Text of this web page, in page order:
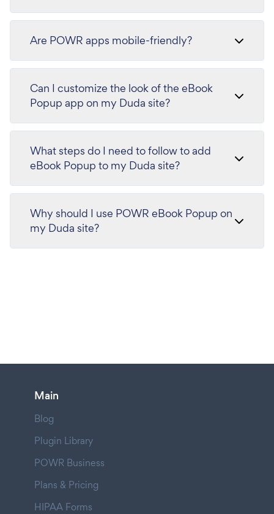
Are POWR apps mobile-friendly?
Can I customize the look of the eBook
Popup app on my Duda site?
What steps do I need to follow to add
eBook Popup to my Duda site?
Why should I use POWR eBook Popup on
my Duda site?
Main
Blog
Plugin Library
POWR Business
Plans & Pricing
HIPAA Forms